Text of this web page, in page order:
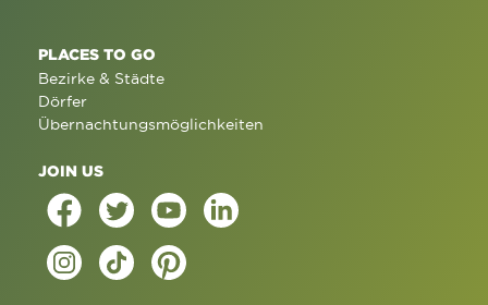
PLACES TO GO
Bezirke & Städte
Dörfer
Übernachtungsmöglichkeiten
JOIN US